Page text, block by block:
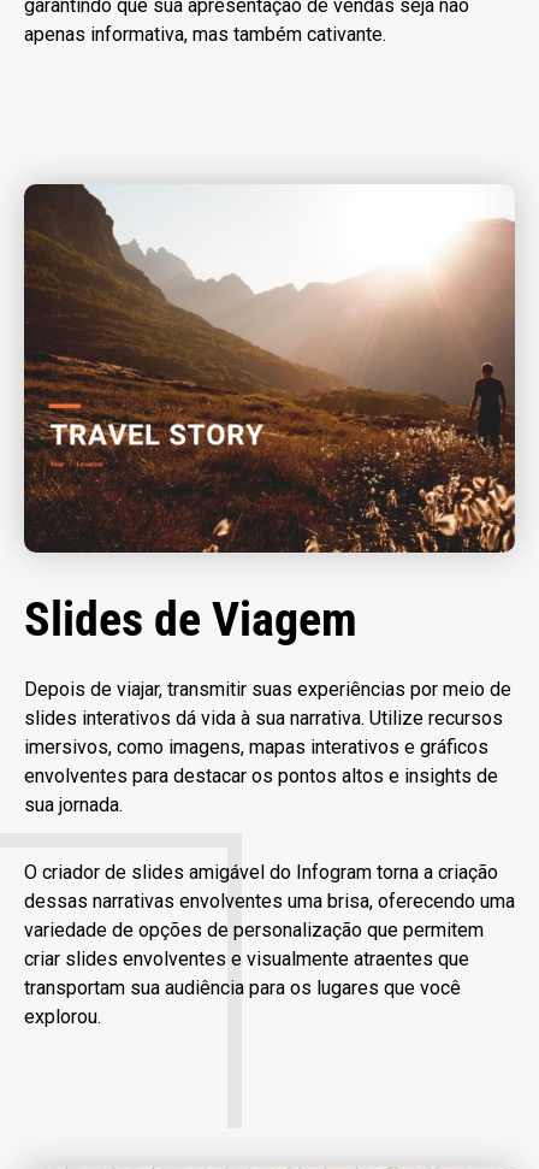
garantindo que sua apresentação de vendas seja não
apenas informativa, mas também cativante.
Slides de Viagem
Depois de viajar, transmitir suas experiências por meio de
slides interativos dá vida à sua narrativa. Utilize recursos
imersivos, como imagens, mapas interativos e gráficos
envolventes para destacar os pontos altos e insights de
sua jornada.
O criador de slides amigável do Infogram torna a criação
dessas narrativas envolventes uma brisa, oferecendo uma
variedade de opções de personalização que permitem
criar slides envolventes e visualmente atraentes que
transportam sua audiência para os lugares que você
explorou.